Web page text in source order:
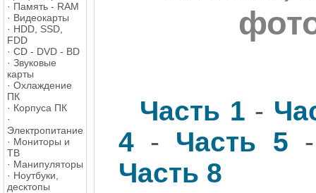
· Память - RAM
· Видеокарты
· HDD, SSD,
FDD
· CD - DVD - BD
· Звуковые
карты
· Охлаждение
ПК
· Корпуса ПК
·
Электропитание
· Мониторы и
ТВ
· Манипуляторы
· Ноутбуки,
десктопы
Часть 1 -
4 - Часть 5
Часть 8